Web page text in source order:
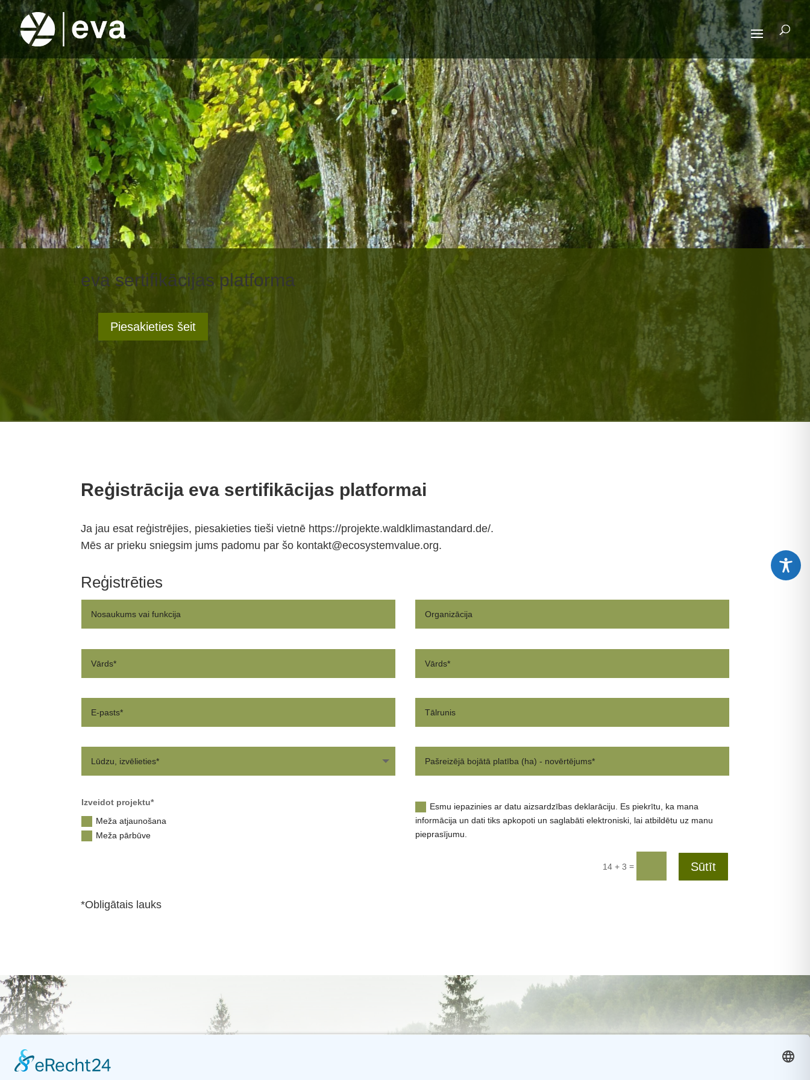
eva sertifikācijas platforma
Piesakieties šeit
Reģistrācija eva sertifikācijas platformai
Ja jau esat reģistrējies, piesakieties tieši vietnē https://projekte.waldklimastandard.de/.
Mēs ar prieku sniegsim jums padomu par šo kontakt@ecosystemvalue.org.
Reģistrēties
Izveidot projektu*
Meža atjaunošana
Meža pārbūve
Esmu iepazinies ar datu aizsardzības deklarāciju. Es piekrītu, ka mana
informācija un dati tiks apkopoti un saglabāti elektroniski, lai atbildētu uz manu
pieprasījumu.
14 + 3 = Sūtīt
*Obligātais lauks